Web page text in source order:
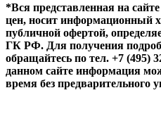
*Вся представленная на
цен, носит информационный
публичной офертой,
ГК РФ. Для получения
обращайтесь по тел. +7 (495)
данном сайте информация
время без предварительного